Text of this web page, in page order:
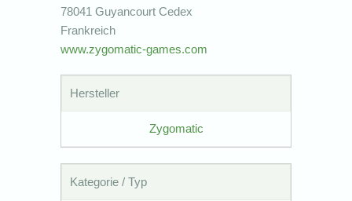
78041 Guyancourt Cedex
Frankreich
www.zygomatic-games.com
Hersteller
Zygomatic
Kategorie / Typ